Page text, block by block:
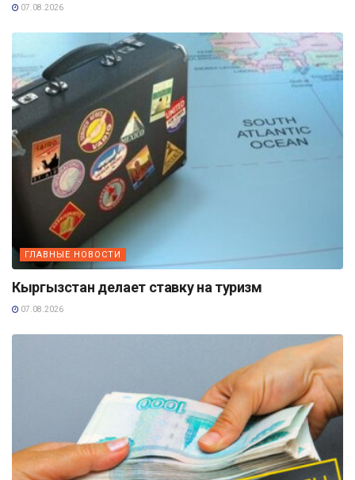
07.08.2026
ГЛАВНЫЕ НОВОСТИ
Кыргызстан делает ставку на туризм
07.08.2026